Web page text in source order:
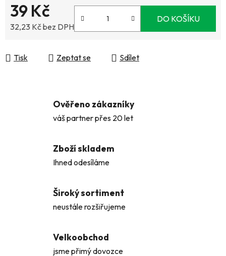
39 Kč
32,23 Kč bez DPH
DO KOŠÍKU
Tisk Zeptat se Sdílet
Ověřeno zákazníky
váš partner přes 20 let
Zboží skladem
Ihned odesíláme
Široký sortiment
neustále rozšiřujeme
Velkoobchod
jsme přimý dovozce